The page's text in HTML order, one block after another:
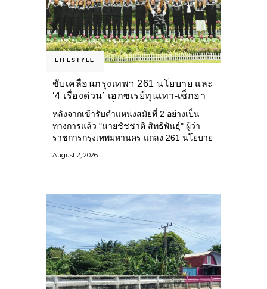
LIFESTYLE
ขับเคลื่อนกรุงเทพฯ 261 นโยบาย และ
‘4 เรื่องด่วน’ เอกซเรย์ทุนเทา-เช็กอา
คารเก่า-คุมกลิ่นโรงขยะ-ขีดเส้นสอบ
ทุจริต
หลังจากเข้ารับตำแหน่งสมัยที่ 2 อย่างเป็น
ทางการแล้ว "นายชัชชาติ สิทธิพันธุ์" ผู้ว่า
ราชการกรุงเทพมหานคร แถลง 261 นโยบาย
ยุทธศาสตร์ จัดทำตัวชี้วัด
August 2, 2026